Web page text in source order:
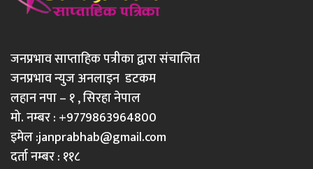
जनप्रभाव साप्ताहिक पत्रीका द्वारा संचालित
जनप्रभाव न्युज अनलाइन डटकम
लहान नपा – १ , सिरहा नेपाल
मो. नम्बर : +9779863964800
इमेल :janprabhab@gmail.com
दर्ता नम्बर : ११८